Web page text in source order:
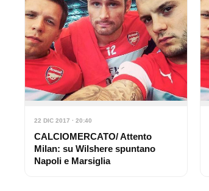
22 DIC 2017 · 20:40
CALCIOMERCATO/ Attento
Milan: su Wilshere spuntano
Napoli e Marsiglia